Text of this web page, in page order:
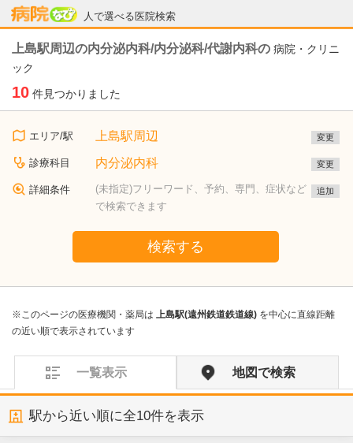
人で選べる医院検索
病院なび
上島駅周辺の内分泌内科/内分泌科/代謝内科の 病院・クリニ
ック
10 件見つかりました
エリア/駅 上島駅周辺 変更
診療科目 内分泌内科 変更
詳細条件
(未指定)フリーワード、予約、専門、症状など
で検索できます
追加
検索する
※このページの医療機関・薬局は 上島駅(遠州鉄道鉄道線) を中心に直線距離
の近い順で表示されています
一覧表示 地図で検索
駅から近い順に全10件を表示